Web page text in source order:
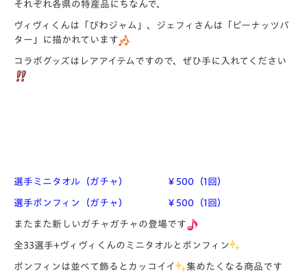
それぞれ各県の特産品にちなんで、
ヴィヴィくんは「びわジャム」、ジェフィさんは「ピーナッツバ
ター」に描かれています
コラボグッズはレアアイテムですので、ぜひ手に入れてください
選手ミニタオル（ガチャ） ￥500（1回）
選手ボンフィン（ガチャ） ￥500（1回）
またまた新しいガチャガチャの登場です
全33選手+ヴィヴィくんのミニタオルとボンフィン
ボンフィンは並べて飾るとカッコイイ 集めたくなる商品です